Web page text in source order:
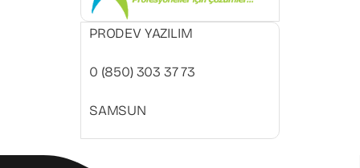
PRODEV YAZILIM
0 (850) 303 37 73
SAMSUN